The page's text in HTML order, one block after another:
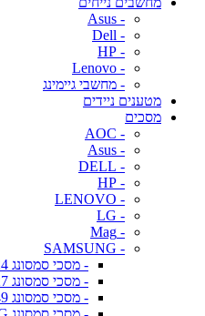
- Asus
- Dell
- HP
- Lenovo
- מחשבי גיימינג
מטענים ניידים
מסכים
- AOC
- Asus
- DELL
- HP
- LENOVO
- LG
- Mag
- SAMSUNG
- מסכי סמסונג 24 אינץ
- מסכי סמסונג 27 אינץ
- מסכי סמסונג 32-49 אינץ